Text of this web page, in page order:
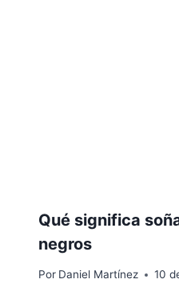
Qué significa
negros
Por Daniel Martínez 10